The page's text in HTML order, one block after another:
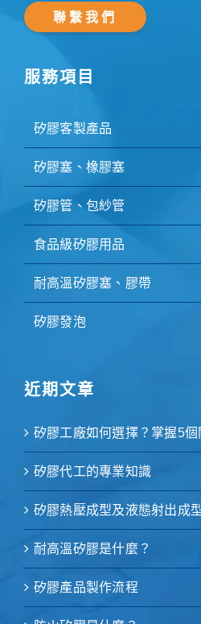
聯繫我們
服務項目
矽膠客製產品
矽膠塞、橡膠塞
矽膠管、包紗管
食品級矽膠用品
耐高溫矽膠塞、膠帶
矽膠發泡
近期文章
矽膠工廠如何選擇？掌握5個
矽膠代工的專業知識
矽膠熱壓成型及液態射出成
耐高溫矽膠是什麼？
矽膠產品製作流程